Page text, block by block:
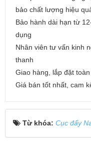
bảo chất lượng hiệu
Bảo hành dài hạn từ
dụng
Nhân viên tư vấn kinh
thanh
Giao hàng, lắp đặt
Giá bán tốt nhất, cam
Từ khóa: Cục đẩy